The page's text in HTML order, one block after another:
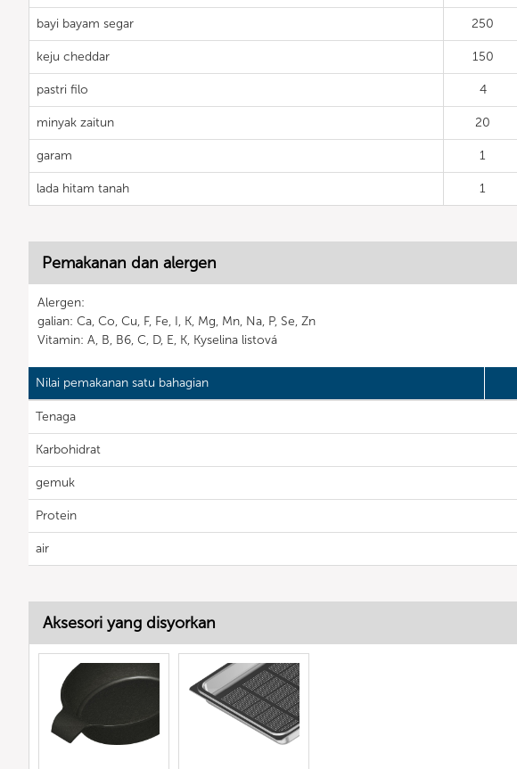
bayi bayam segar 250
keju cheddar 150
pastri filo 4
minyak zaitun 20
garam 1
lada hitam tanah 1
Pemakanan dan alergen
Alergen:
galian: Ca, Co, Cu, F, Fe, I, K, Mg, Mn, Na, P, Se, Zn
Vitamin: A, B, B6, C, D, E, K, Kyselina listová
Nilai pemakanan satu bahagian
Tenaga
Karbohidrat
gemuk
Protein
air
Aksesori yang disyorkan